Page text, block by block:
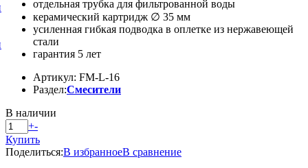
отдельная трубка для фильтрованной воды
керамический картридж ∅ 35 мм
усиленная гибкая подводка в оплетке из нержавеющей
стали
гарантия 5 лет
Артикул: FM-L-16
Раздел:Смесители
В наличии
+-
Купить
Поделиться:В избранноеВ сравнение